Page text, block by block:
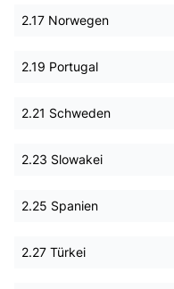
2.17 Norwegen
2.19 Portugal
2.21 Schweden
2.23 Slowakei
2.25 Spanien
2.27 Türkei